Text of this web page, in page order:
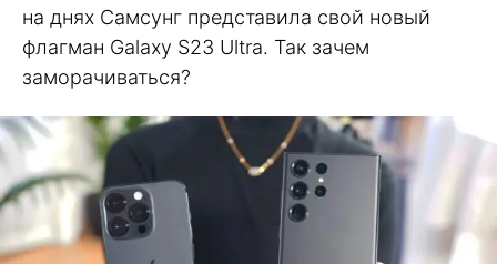
на днях Самсунг представила свой новый
флагман Galaxy S23 Ultra. Так зачем
заморачиваться?